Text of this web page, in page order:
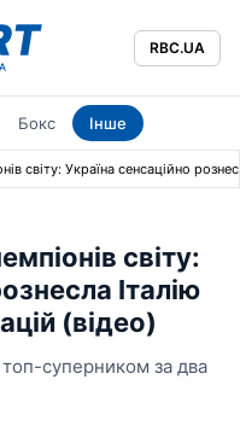
RBC.UA
Бокс Інше
світу: Україна сенсаційно
світу:
Італію
(відео)
суперником за два